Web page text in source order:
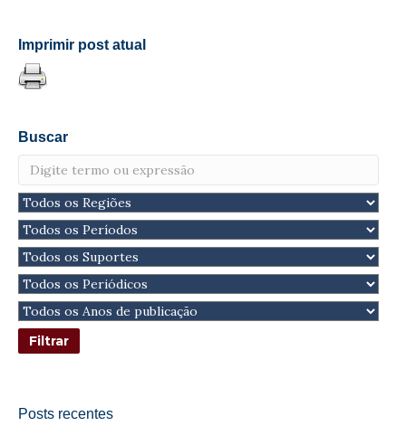
Imprimir post atual
Buscar
Posts recentes